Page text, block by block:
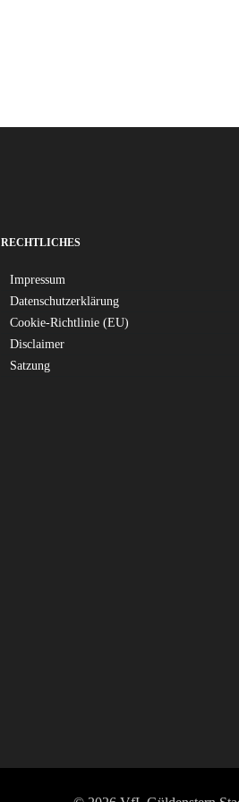
RECHTLICHES
Impressum
Datenschutzerklärung
Cookie-Richtlinie (EU)
Disclaimer
Satzung